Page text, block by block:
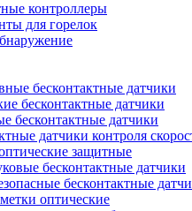
контроллеры
для горелок
бесконтактные датчики
бесконтактные датчики
бесконтактные датчики
датчики контроля
защитные
бесконтактные датчики
бесконтактные
оптические